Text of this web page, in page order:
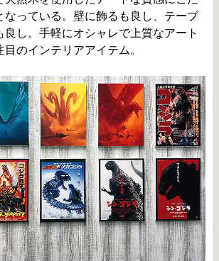
なっている。壁に飾るも良し、テーブ
良し。手軽にオシャレで上質なアート
のインテリアアイテム。